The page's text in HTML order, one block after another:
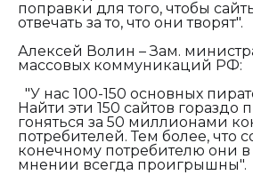
поправки для того, чтобы
отвечать за то, что они творят".
Алексей Волин – Зам.
массовых коммуникаций РФ:
"У нас 100-150 основных
Найти эти 150 сайтов гораздо
гоняться за 50 миллионами
потребителей. Тем более, что
конечному потребителю они
мнении всегда проигрышны".